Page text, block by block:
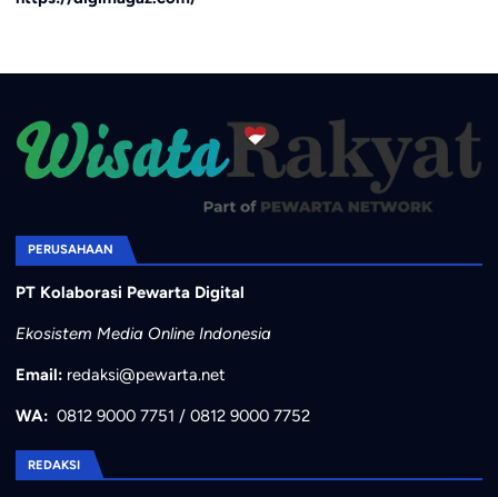
PERUSAHAAN
PT Kolaborasi Pewarta Digital
Ekosistem Media Online Indonesia
Email: redaksi@pewarta.net
WA: 0812 9000 7751 / 0812 9000 7752
REDAKSI